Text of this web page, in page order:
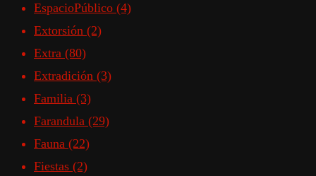
EspacioPúblico (4)
Extorsión (2)
Extra (80)
Extradición (3)
Familia (3)
Farandula (29)
Fauna (22)
Fiestas (2)